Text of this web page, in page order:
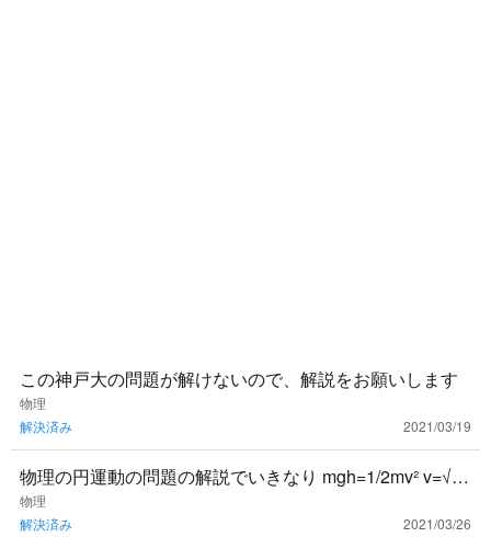
この神戸大の問題が解けないので、解説をお願いします
物理
解決済み
2021/03/19
物理の円運動の問題の解説でいきなり mgh=1/2mv² v=√2g
h と出てきました。 この1/2mv²って何ですか？
物理
解決済み
2021/03/26